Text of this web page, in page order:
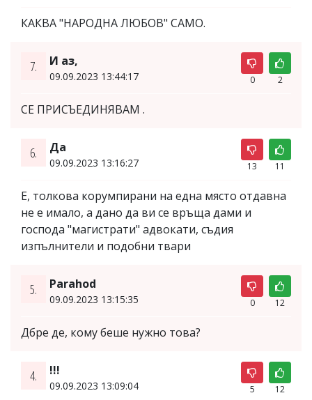
КАКВА "НАРОДНА ЛЮБОВ" САМО.
7. И аз,
09.09.2023 13:44:17 0 2
СЕ ПРИСЪЕДИНЯВАМ .
6. Да
09.09.2023 13:16:27 13 11
Е, толкова корумпирани на една място отдавна
не е имало, а дано да ви се връща дами и
господа "магистрати" адвокати, съдия
изпълнители и подобни твари
5. Parahod
09.09.2023 13:15:35 0 12
Дбре де, кому беше нужно това?
4. !!!
09.09.2023 13:09:04 5 12